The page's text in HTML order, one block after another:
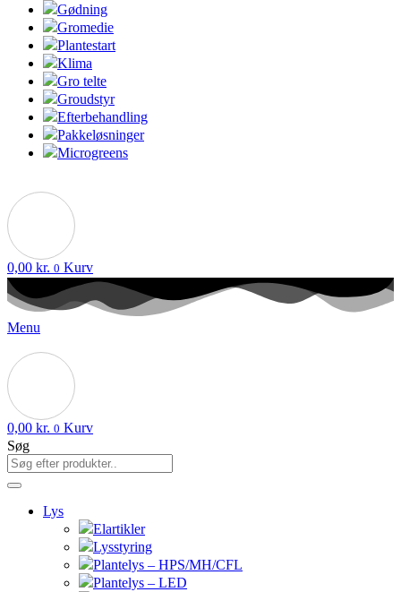
Gødning
Gromedie
Plantestart
Klima
Gro telte
Groudstyr
Efterbehandling
Pakkeløsninger
Microgreens
0,00 kr. 0 Kurv
Menu
0,00 kr. 0 Kurv
Søg
Lys
Elartikler
Lysstyring
Plantelys – HPS/MH/CFL
Plantelys – LED